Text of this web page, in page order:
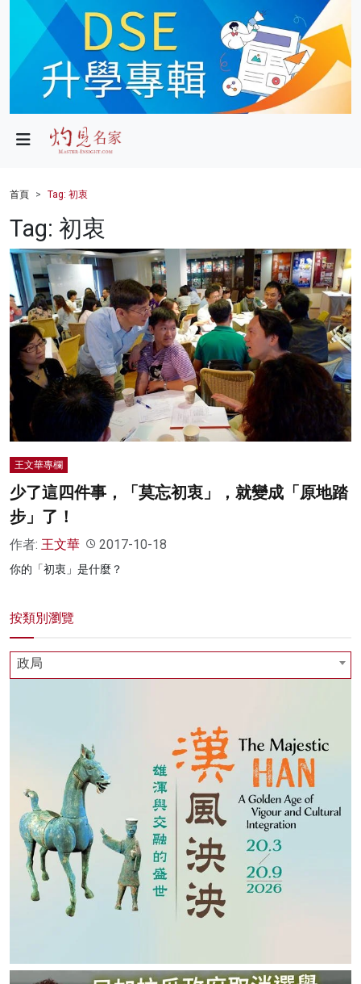
政局
財經
健康
商業
科技
影片
名家榜
灼見活動
首頁 Tag: 初衷
Tag: 初衷
王文華專欄
少了這四件事，「莫忘初衷」，就變成「原地踏
步」了！
作者: 王文華 2017-10-18
你的「初衷」是什麼？
按類別瀏覽
政局